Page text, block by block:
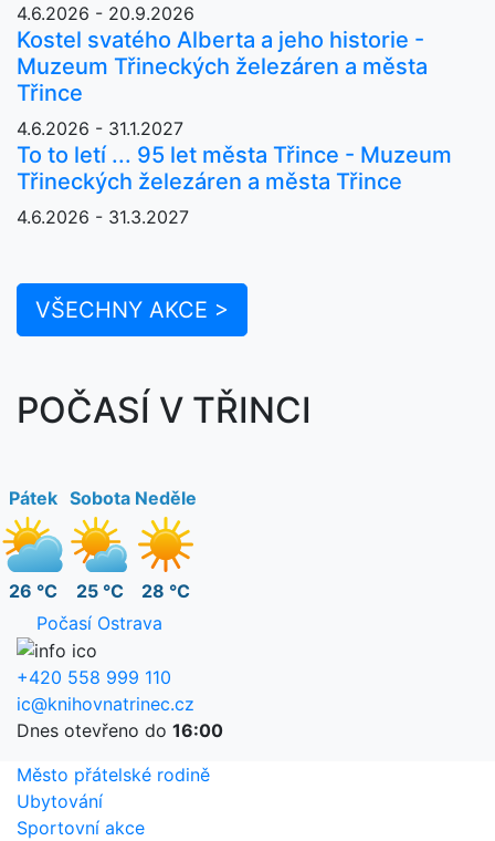
4.6.2026 - 20.9.2026
Kostel svatého Alberta a jeho historie -
Muzeum Třineckých železáren a města
Třince
4.6.2026 - 31.1.2027
To to letí ... 95 let města Třince - Muzeum
Třineckých železáren a města Třince
4.6.2026 - 31.3.2027
VŠECHNY AKCE >
POČASÍ V TŘINCI
Pátek
26 °C
Sobota
25 °C
Neděle
28 °C
Počasí Ostrava
+420 558 999 110
ic@knihovnatrinec.cz
Dnes otevřeno do 16:00
Město přátelské rodině
Ubytování
Sportovní akce